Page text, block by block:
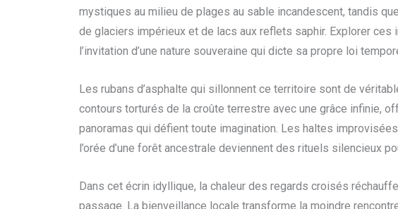
mystiques au milieu de plages au sable incandescent, tandis
de glaciers impérieux et de lacs aux reflets saphir. Explorer ces
l’invitation d’une nature souveraine qui dicte sa propre loi
Les rubans d’asphalte qui sillonnent ce territoire sont de
contours torturés de la croûte terrestre avec une grâce infinie,
panoramas qui défient toute imagination. Les haltes
l’orée d’une forêt ancestrale deviennent des rituels silencieux
Dans cet écrin idyllique, la chaleur des regards croisés
passage. La bienveillance locale transforme la moindre